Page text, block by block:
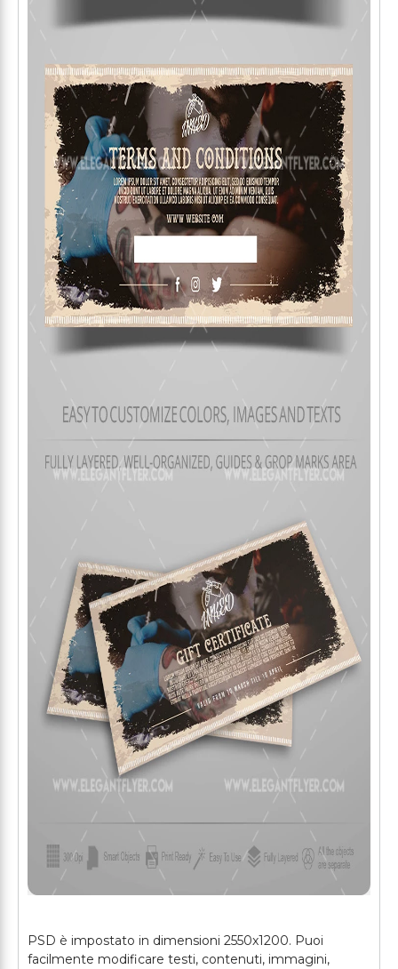
PSD è impostato in dimensioni 2550x1200. Puoi
facilmente modificare testi, contenuti, immagini,